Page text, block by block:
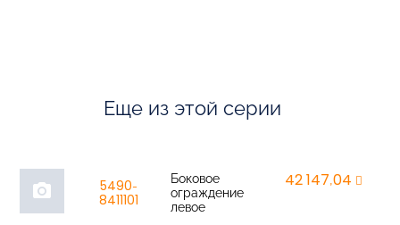
Еще из этой серии
photo_camera
5490-
8411101
Боковое
ограждение
левое
42 147,04